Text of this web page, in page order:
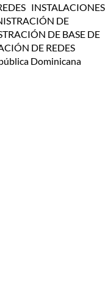
INSTALACIONES
DE
DE BASE DE
DE REDES
Dominicana